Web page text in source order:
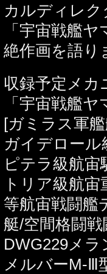
カルディレク
「宇宙戦艦
絶作画を語り
収録予定メカ
「宇宙戦艦
[ガミラス軍
ガイデロール
ピテラ級航宙
トリア級航
等航宙戦闘艦
艇/空間格闘
DWG229メラ
メルバーM-Ⅲ